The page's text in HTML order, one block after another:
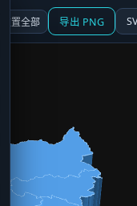
重置全部 导出 PNG